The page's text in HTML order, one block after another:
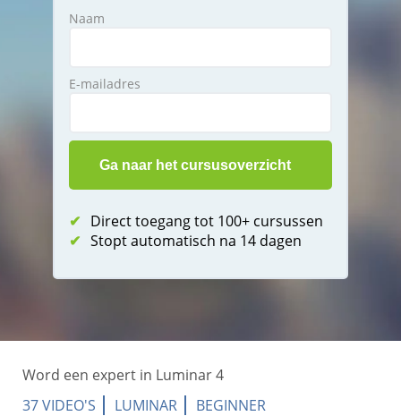
Naam
E-mailadres
✔ Direct toegang tot 100+ cursussen
✔ Stopt automatisch na 14 dagen
Word een expert in Luminar 4
37 VIDEO'S
LUMINAR BEGINNER